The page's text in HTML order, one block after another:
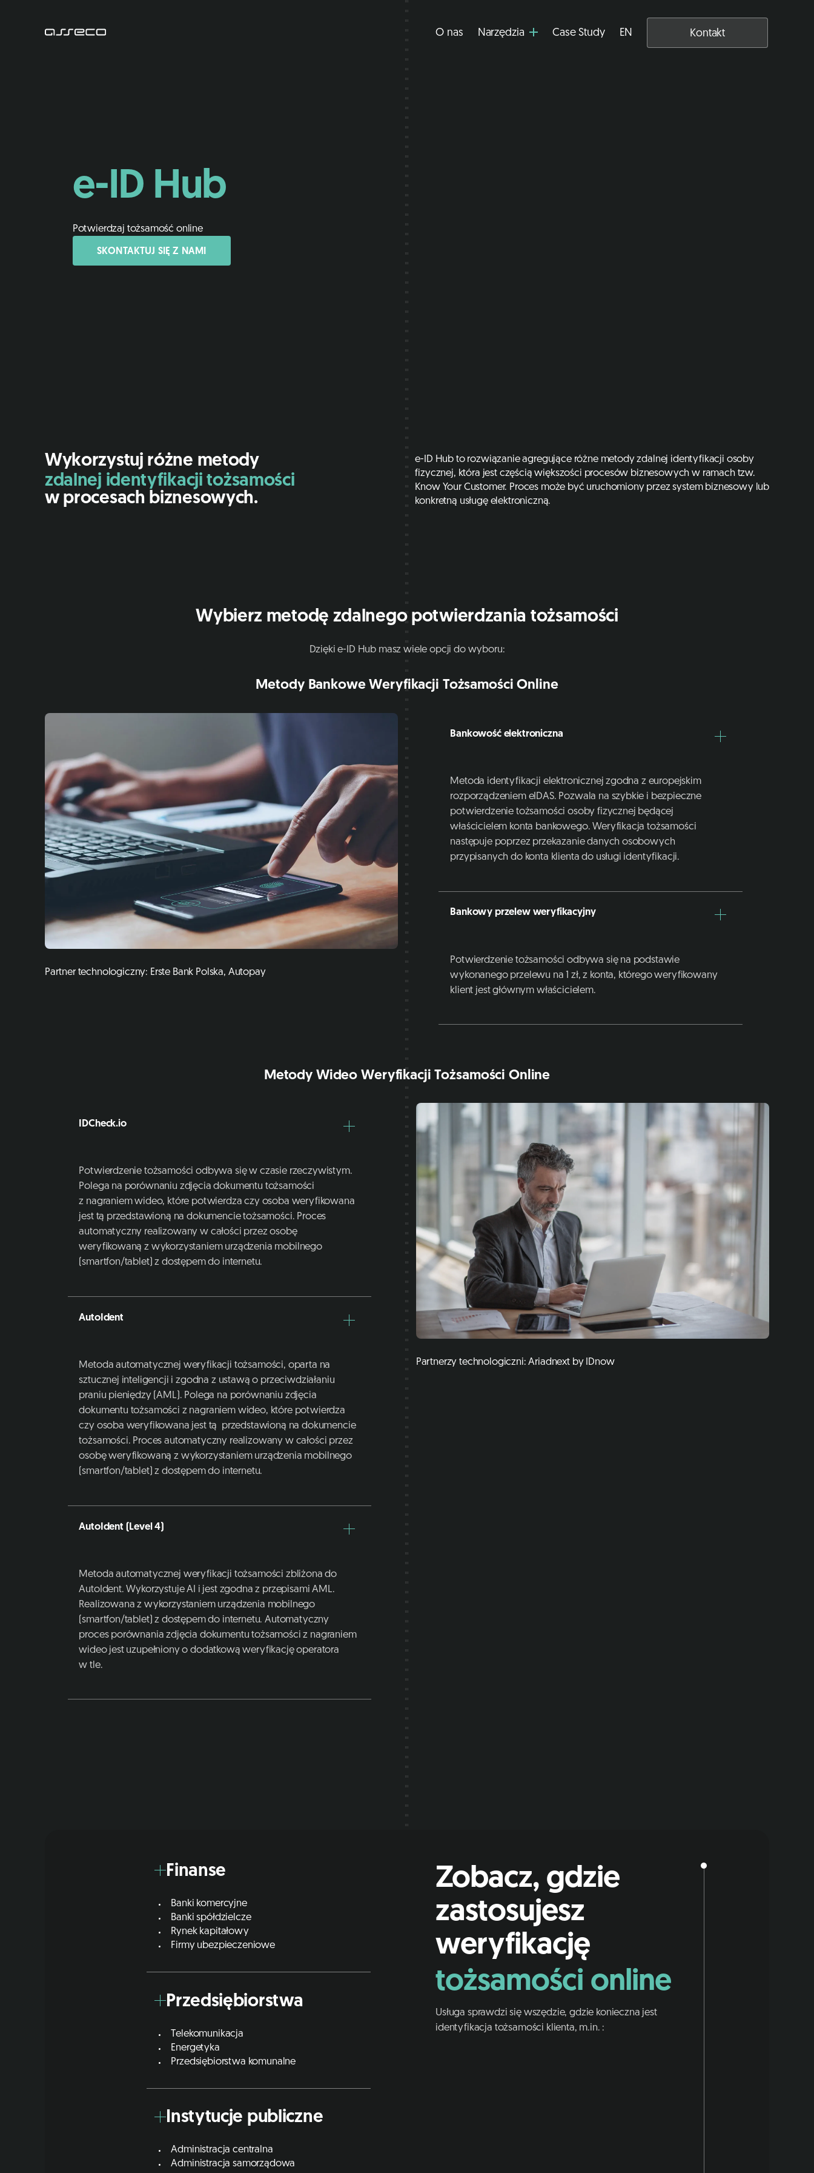
O nas Narzędzia Case Study EN Kontakt
e-ID Hub
Potwierdzaj tożsamość online
SKONTAKTUJ SIĘ Z NAMI
Wykorzystuj różne metody
zdalnej identyfikacji tożsamości
w procesach biznesowych.
e-ID Hub to rozwiązanie agregujące różne metody zdalnej identyfikacji osoby
fizycznej, która jest częścią większości procesów biznesowych w ramach tzw.
Know Your Customer. Proces może być uruchomiony przez system biznesowy lub
konkretną usługę elektroniczną.
Wybierz metodę zdalnego potwierdzania tożsamości
Dzięki e-ID Hub masz wiele opcji do wyboru:
Metody Bankowe Weryfikacji Tożsamości Online
Partner technologiczny: Erste Bank Polska, Autopay
Bankowość elektroniczna
Metoda identyfikacji elektronicznej zgodna z europejskim
rozporządzeniem eIDAS. Pozwala na szybkie i bezpieczne
potwierdzenie tożsamości osoby fizycznej będącej
właścicielem konta bankowego. Weryfikacja tożsamości
następuje poprzez przekazanie danych osobowych
przypisanych do konta klienta do usługi identyfikacji.
Bankowy przelew weryfikacyjny
Potwierdzenie tożsamości odbywa się na podstawie
wykonanego przelewu na 1 zł, z konta, którego weryfikowany
klient jest głównym właścicielem.
Metody Wideo Weryfikacji Tożsamości Online
IDCheck.io
Potwierdzenie tożsamości odbywa się w czasie rzeczywistym.
Polega na porównaniu zdjęcia dokumentu tożsamości
z nagraniem wideo, które potwierdza czy osoba weryfikowana
jest tą przedstawioną na dokumencie tożsamości. Proces
automatyczny realizowany w całości przez osobę
weryfikowaną z wykorzystaniem urządzenia mobilnego
(smartfon/tablet) z dostępem do internetu.
AutoIdent
Metoda automatycznej weryfikacji tożsamości, oparta na
sztucznej inteligencji i zgodna z ustawą o przeciwdziałaniu
praniu pieniędzy (AML). Polega na porównaniu zdjęcia
dokumentu tożsamości z nagraniem wideo, które potwierdza
czy osoba weryfikowana jest tą przedstawioną na dokumencie
tożsamości. Proces automatyczny realizowany w całości przez
osobę weryfikowaną z wykorzystaniem urządzenia mobilnego
(smartfon/tablet) z dostępem do internetu.
AutoIdent (Level 4)
Metoda automatycznej weryfikacji tożsamości zbliżona do
AutoIdent. Wykorzystuje AI i jest zgodna z przepisami AML.
Realizowana z wykorzystaniem urządzenia mobilnego
(smartfon/tablet) z dostępem do internetu. Automatyczny
proces porównania zdjęcia dokumentu tożsamości z nagraniem
wideo jest uzupełniony o dodatkową weryfikację operatora
w tle.
Partnerzy technologiczni: Ariadnext by IDnow
Finanse
Banki komercyjne
Banki spółdzielcze
Rynek kapitałowy
Firmy ubezpieczeniowe
Przedsiębiorstwa
Telekomunikacja
Energetyka
Przedsiębiorstwa komunalne
Instytucje publiczne
Administracja centralna
Administracja samorządowa
Zobacz, gdzie
zastosujesz
weryfikację
tożsamości online
Usługa sprawdzi się wszędzie, gdzie konieczna jest
identyfikacja tożsamości klienta, m.in. :